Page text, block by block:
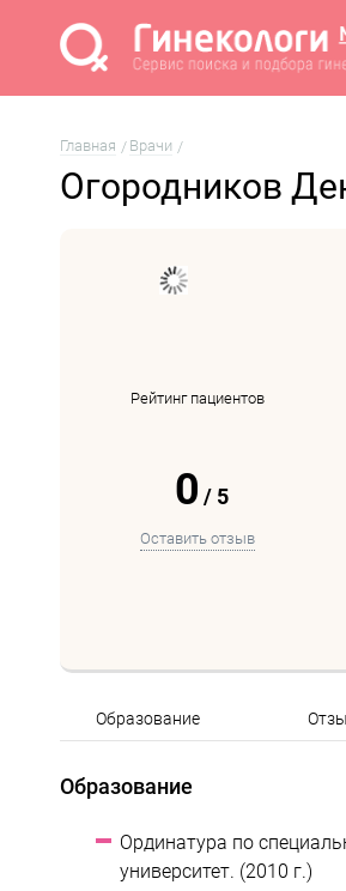
Главная Врачи
Огородников
Рейтинг пациентов
0 / 5
Оставить отзыв
Образование
Образование
Ординатура по
университет. (2010 г.)